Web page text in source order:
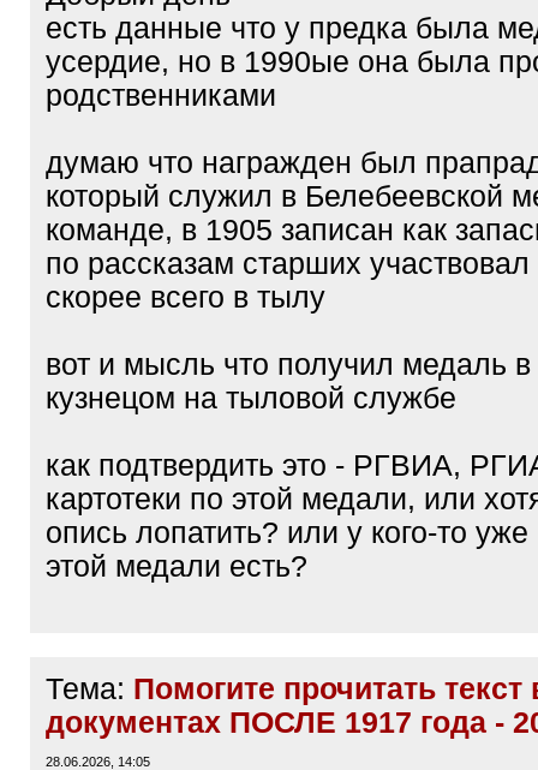
есть данные что у предка была
усердие, но в 1990ые она была
родственниками
думаю что награжден был
который служил в Белебеевской
команде, в 1905 записан как
по рассказам старших
скорее всего в тылу
вот и мысль что получил медаль
кузнецом на тыловой службе
как подтвердить это - РГВИА,
картотеки по этой медали, или
опись лопатить? или у кого-то
этой медали есть?
Тема: Помогите прочитать текст
документах ПОСЛЕ 1917 года -
28.06.2026, 14:05